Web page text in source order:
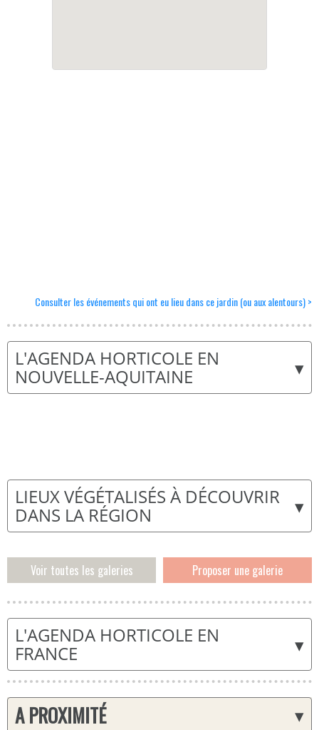
Consulter les événements qui ont eu lieu dans ce jardin (ou aux alentours) >
▾
L'AGENDA HORTICOLE EN
NOUVELLE-AQUITAINE
▾
LIEUX VÉGÉTALISÉS À DÉCOUVRIR
DANS LA RÉGION
Voir toutes les galeries Proposer une galerie
▾
L'AGENDA HORTICOLE EN
FRANCE
▾
A PROXIMITÉ